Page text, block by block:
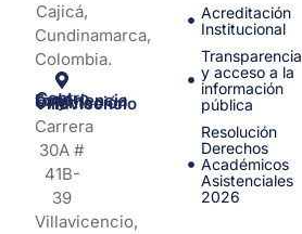
Cajicá,
Cundinamarca,
Colombia.
Centro de Experiencia y Orientación Villavicencio
Carrera
30A #
41B-
39
Villavicencio,
Acreditación
Institucional
Transparencia
y acceso a la
información
pública
Resolución
Derechos
Académicos
Asistenciales
2026